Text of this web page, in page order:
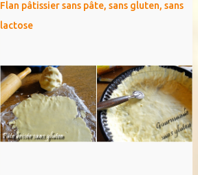
Flan pâtissier sans pâte, sans gluten, sans
lactose